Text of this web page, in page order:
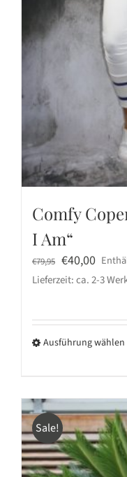
Comfy
I Am“
€79,95
Preis
€79,95
€40,00
Preis
Lieferzeit: ca. 2-3
Ausführung wählen
weist
mehrere
Varianten
auf.
Die
Sale!